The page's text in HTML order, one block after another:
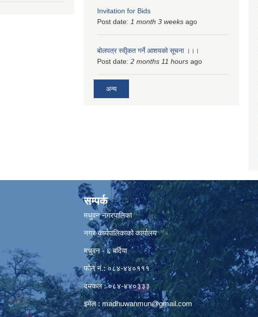
Invitation for Bids
Post date: 1 month 3 weeks ago
बोलपत्र स्वीृकत गर्ने आशयको सूचना ।।।
Post date: 2 months 11 hours ago
अन्य
सम्पर्क
मधुवन नगरपालिका
नगर कार्यपालिकाको कार्यालय
मधुवन - ६ बर्दिया
फोन नं.: ०८४-४४०१११
दमकल : ०८४-४४०३३३
इमेल :madhuwanmun@gmail.com